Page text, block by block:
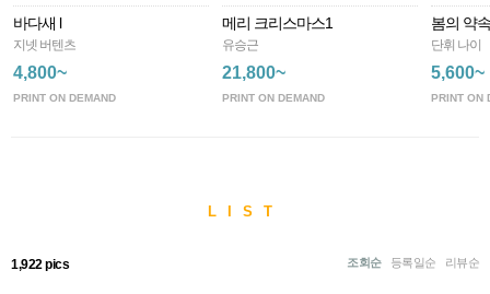
바다새 l
지넷 버텐츠
4,800~
PRINT ON DEMAND
메리 크리스마스1
유승근
21,800~
PRINT ON DEMAND
봄의 약
단휘 나이
5,600~
PRINT ON
LIST
1,922 pics 조회순 등록일순 리뷰순